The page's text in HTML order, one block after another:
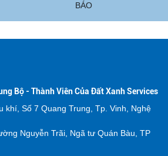
BÁO
NGHỆ
Xanh
Bộ - Thành Viên Của Đất Xanh Services
khí, Số 7 Quang Trung, Tp. Vinh, Nghệ
Nguyễn Trãi, Ngã tư Quán Bàu, TP